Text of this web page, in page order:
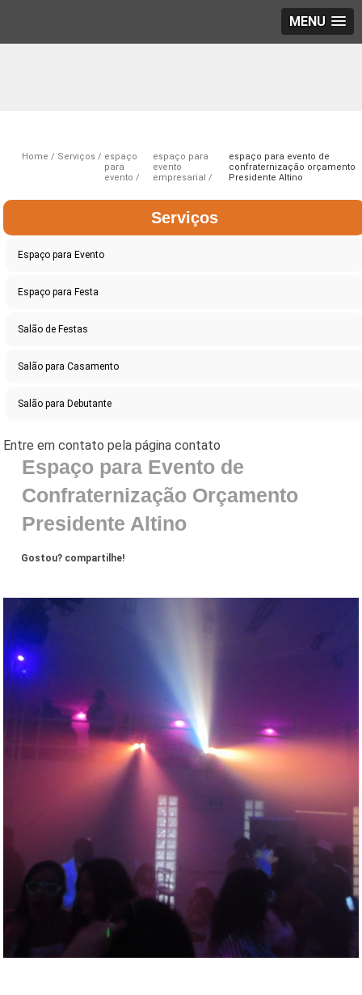
MENU
Home Serviços
espaço
para
evento
espaço para
evento
empresarial
espaço para evento de
confraternização orçamento
Presidente Altino
Serviços
Espaço para Evento
Espaço para Festa
Salão de Festas
Salão para Casamento
Salão para Debutante
Espaço para Evento de
Confraternização Orçamento
Presidente Altino
Gostou? compartilhe!